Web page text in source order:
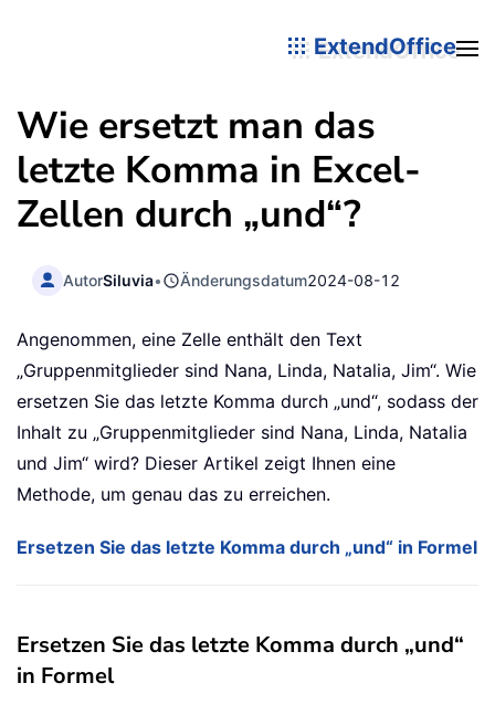
ExtendOffice
Wie ersetzt man das
letzte Komma in Excel-
Zellen durch „und“?
AutorSiluvia• Änderungsdatum2024-08-12
Angenommen, eine Zelle enthält den Text
„Gruppenmitglieder sind Nana, Linda, Natalia, Jim“. Wie
ersetzen Sie das letzte Komma durch „und“, sodass der
Inhalt zu „Gruppenmitglieder sind Nana, Linda, Natalia
und Jim“ wird? Dieser Artikel zeigt Ihnen eine
Methode, um genau das zu erreichen.
Ersetzen Sie das letzte Komma durch „und“ in Formel
Ersetzen Sie das letzte Komma durch „und“
in Formel